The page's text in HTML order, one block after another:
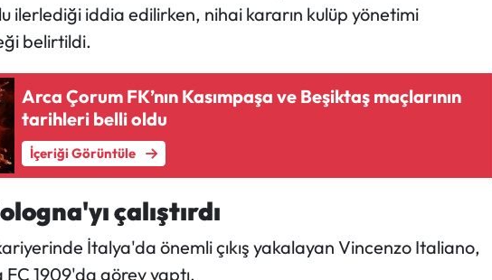
ilerlediği iddia edilirken, nihai kararın kulüp yönetimi
belirtildi.
Arca Çorum FK’nın Kasımpaşa ve Beşiktaş maçlarının
tarihleri belli oldu
İçeriği Görüntüle
çalıştırdı
İtalya'da önemli çıkış yakalayan Vincenzo Italiano,
1909'da görev yaptı.